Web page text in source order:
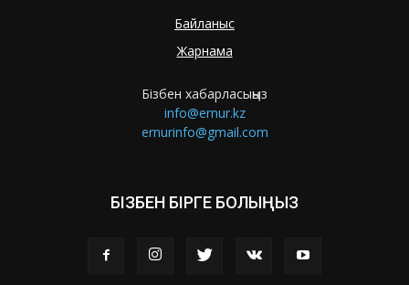
Байланыс
Жарнама
Бізбен хабарласыңыз
info@ernur.kz
ernurinfo@gmail.com
БІЗБЕН БІРГЕ БОЛЫҢЫЗ